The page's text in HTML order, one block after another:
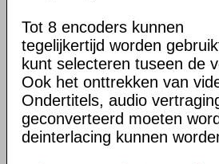
Tot 8 encoders kunnen
tegelijkertijd worden
kunt selecteren tuseen de
Ook het onttrekken van
Ondertitels, audio
geconverteerd moeten
deinterlacing kunnen